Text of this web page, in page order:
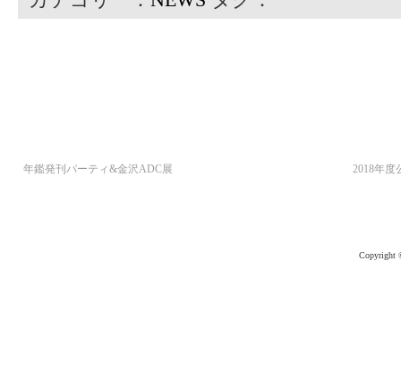
年鑑発刊パーティ&金沢ADC展 2018年度
Copyright